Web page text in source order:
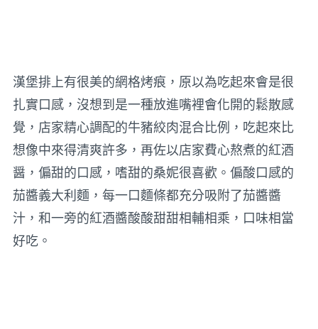
漢堡排上有很美的網格烤痕，原以為吃起來會是很
扎實口感，沒想到是一種放進嘴裡會化開的鬆散感
覺，店家精心調配的牛豬絞肉混合比例，吃起來比
想像中來得清爽許多，再佐以店家費心熬煮的紅酒
醤，偏甜的口感，嗜甜的桑妮很喜歡。偏酸口感的
茄醬義大利麵，每一口麵條都充分吸附了茄醬醬
汁，和一旁的紅酒醬酸酸甜甜相輔相乘，口味相當
好吃。